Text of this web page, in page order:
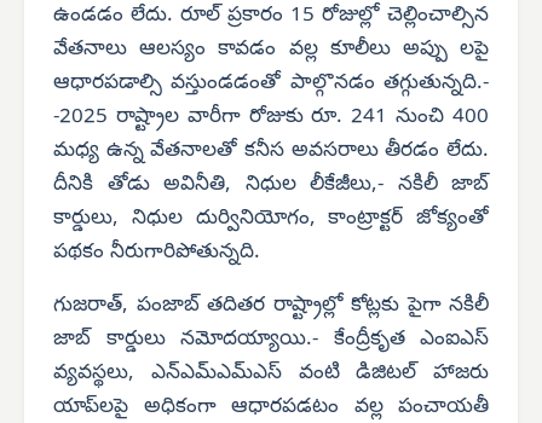
ఉండడం లేదు. రూల్ ప్రకారం 15 రోజుల్లో చెల్లించాల్సిన
వేతనాలు ఆలస్యం కావడం వల్ల కూలీలు అప్పు లపై
ఆధారపడాల్సి వస్తుండడంతో పాల్గొనడం తగ్గుతున్నది.-
-2025 రాష్ట్రాల వారీగా రోజుకు రూ. 241 నుంచి 400
మధ్య ఉన్న వేతనాలతో కనీస అవసరాలు తీరడం లేదు.
దీనికి తోడు అవినీతి, నిధుల లీకేజీలు,- నకిలీ జాబ్
కార్డులు, నిధుల దుర్వినియోగం, కాంట్రాక్టర్ జోక్యంతో
పథకం నీరుగారిపోతున్నది.
గుజరాత్, పంజాబ్ తదితర రాష్ట్రాల్లో కోట్లకు పైగా నకిలీ
జాబ్ కార్డులు నమోదయ్యాయి.- కేంద్రీకృత ఎంఐఎస్
వ్యవస్థలు, ఎన్‌ఎమ్‌ఎమ్‌ఎస్ వంటి డిజిటల్ హాజరు
యాప్‌లపై అధికంగా ఆధారపడటం వల్ల పంచాయతీ